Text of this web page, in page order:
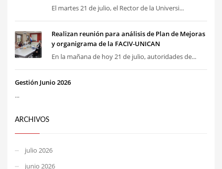
El martes 21 de julio, el Rector de la Universi...
Realizan reunión para análisis de Plan de Mejoras
y organigrama de la FACIV-UNICAN
En la mañana de hoy 21 de julio, autoridades de...
Gestión Junio 2026
...
ARCHIVOS
julio 2026
junio 2026